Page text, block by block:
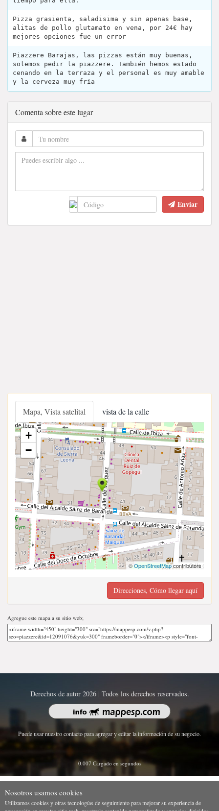
Pizza grasienta, saladisima y sin apenas base,
alitas de pollo glutamato en vena, por 24€ hay
mejores opciones fue un error
Piazzere Barajas, las pizzas están muy buenas,
solemos pedir la piazzere. También hemos estado
cenando en la terraza y el personal es muy amable
y la cerveza muy fría
Comenta sobre este lugar
Enviar
Mapa, Vista satelital vista de la calle
+
−
©OpenStreetMapcontributors
Direcciones, Cómo llegar aquí
Agregue este mapa a su sitio web;
Derechos de autor 2026 | Todos los derechos reservados.
Puede usar nuestro contacto para agregar y editar la información de su negocio.
0.007 Cargado en segundos
Nosotros usamos cookies
Utilizamos cookies y otras tecnologías de seguimiento para mejorar su experiencia de